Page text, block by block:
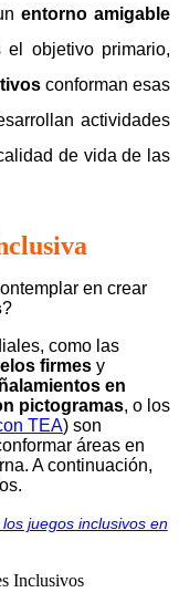
entorno amigable
el objetivo primario,
conforman esas
actividades
de vida de las
en crear
?
como las
firmes y
en
pictogramas, o los
TEA) son
áreas en
A continuación,
juegos inclusivos en